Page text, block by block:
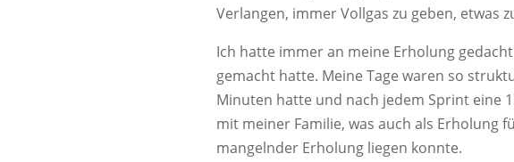
Verlangen, immer Vollgas zu geben, etwas
Ich hatte immer an meine Erholung
gemacht hatte. Meine Tage waren so
Minuten hatte und nach jedem Sprint eine
mit meiner Familie, was auch als Erholung
mangelnder Erholung liegen konnte.